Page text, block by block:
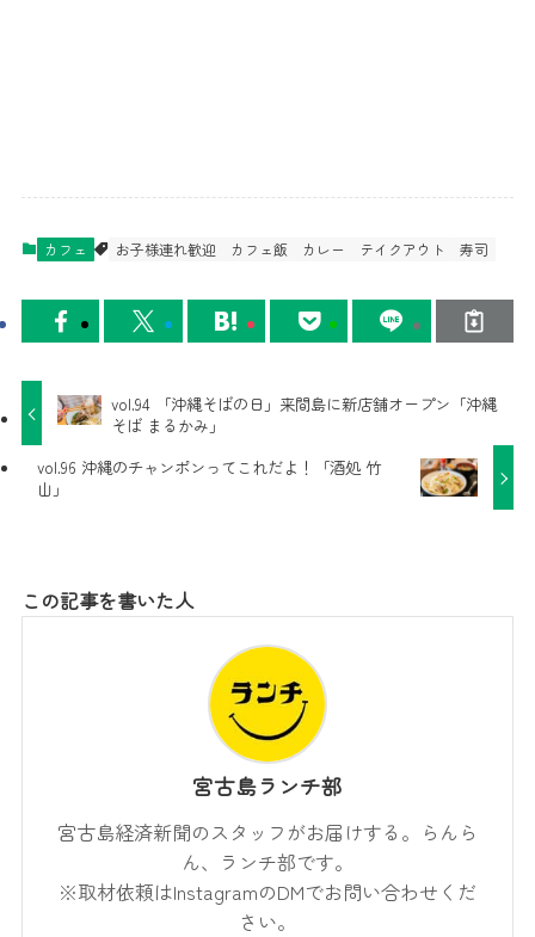
カフェ お子様連れ歓迎 カフェ飯 カレー テイクアウト 寿司
vol.94 「沖縄そばの日」来間島に新店舗オープン「沖縄
そば まるかみ」
vol.96 沖縄のチャンポンってこれだよ！「酒処 竹
山」
この記事を書いた人
宮古島ランチ部
宮古島経済新聞のスタッフがお届けする。らんら
ん、ランチ部です。
※取材依頼はInstagramのDMでお問い合わせくだ
さい。